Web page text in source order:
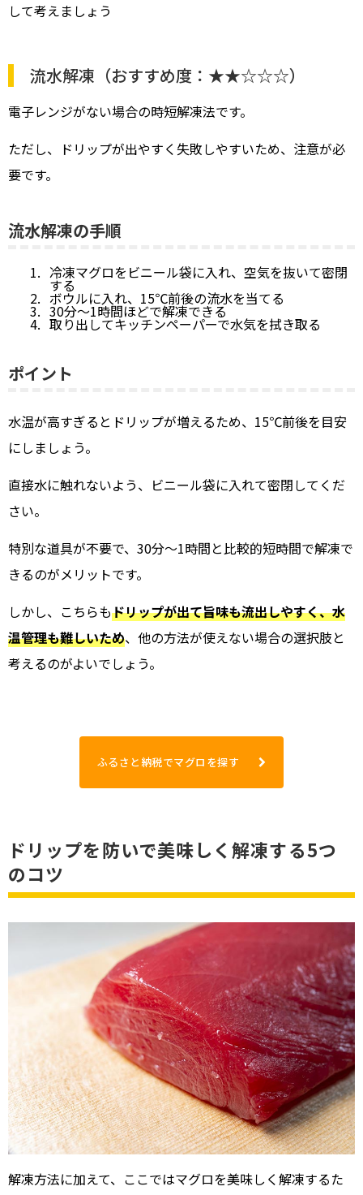
して考えましょう
流水解凍（おすすめ度：★★☆☆☆）
電子レンジがない場合の時短解凍法です。
ただし、ドリップが出やすく失敗しやすいため、注意が必
要です。
流水解凍の手順
冷凍マグロをビニール袋に入れ、空気を抜いて密閉
する
ボウルに入れ、15℃前後の流水を当てる
30分〜1時間ほどで解凍できる
取り出してキッチンペーパーで水気を拭き取る
ポイント
水温が高すぎるとドリップが増えるため、15℃前後を目安
にしましょう。
直接水に触れないよう、ビニール袋に入れて密閉してくだ
さい。
特別な道具が不要で、30分〜1時間と比較的短時間で解凍で
きるのがメリットです。
しかし、こちらもドリップが出て旨味も流出しやすく、水
温管理も難しいため、他の方法が使えない場合の選択肢と
考えるのがよいでしょう。
ふるさと納税でマグロを探す
ドリップを防いで美味しく解凍する5つ
のコツ
解凍方法に加えて、ここではマグロを美味しく解凍するた